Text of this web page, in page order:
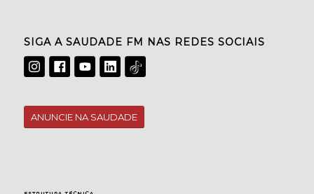
SIGA A SAUDADE FM NAS REDES SOCIAIS
ANUNCIE NA SAUDADE